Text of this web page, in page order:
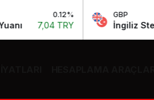
0.12%
7,04 TRY
GBP
İngiliz Sterlini